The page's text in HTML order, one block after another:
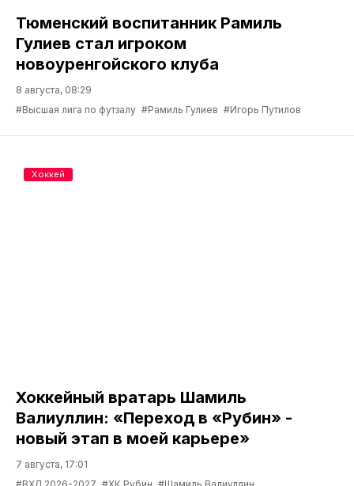
Тюменский воспитанник Рамиль
Гулиев стал игроком
новоуренгойского клуба
8 августа, 08:29
#Высшая лига по футзалу #Рамиль Гулиев #Игорь Путилов
Хоккейный вратарь Шамиль
Валиуллин: «Переход в «Рубин» -
новый этап в моей карьере»
7 августа, 17:01
Хоккей